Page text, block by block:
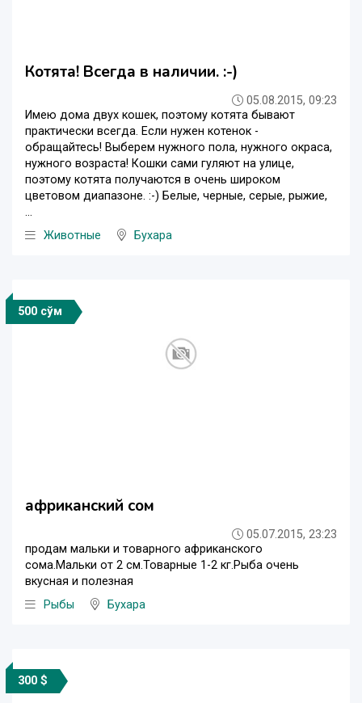
Котята! Всегда в наличии. :-)
05.08.2015, 09:23
Имею дома двух кошек, поэтому котята бывают
практически всегда. Если нужен котенок -
обращайтесь! Выберем нужного пола, нужного окраса,
нужного возраста! Кошки сами гуляют на улице,
поэтому котята получаются в очень широком
цветовом диапазоне. :-) Белые, черные, серые, рыжие,
...
Животные
Бухара
500 сўм
африканский сом
05.07.2015, 23:23
продам мальки и товарного африканского
сома.Мальки от 2 см.Товарные 1-2 кг.Рыба очень
вкусная и полезная
Рыбы
Бухара
300 $